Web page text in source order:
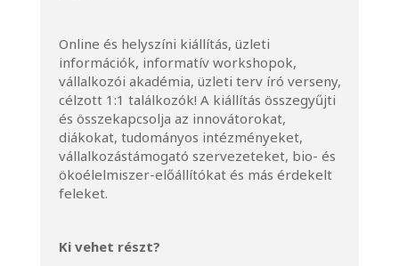
Online és helyszíni kiállítás, üzleti
információk, informatív workshopok,
vállalkozói akadémia, üzleti terv író verseny,
célzott 1:1 találkozók! A kiállítás összegyűjti
és összekapcsolja az innovátorokat,
diákokat, tudományos intézményeket,
vállalkozástámogató szervezeteket, bio- és
ökoélelmiszer-előállítókat és más érdekelt
feleket.
Ki vehet részt?